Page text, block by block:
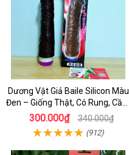
Dương Vật Giả Baile Silicon Màu
Đen – Giống Thật, Có Rung, Cầm
Tay Giá Rẻ
300.000₫ 340.000₫
(912)